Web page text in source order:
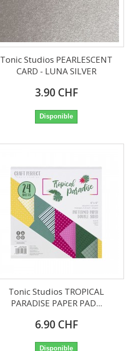
Tonic Studios PEARLESCENT
CARD - LUNA SILVER
3.90 CHF
Disponible
Tonic Studios TROPICAL
PARADISE PAPER PAD...
6.90 CHF
Disponible